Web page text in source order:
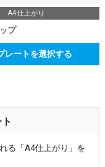
A4仕上がり
プ
レートを選択する
る「A4仕上がり」を